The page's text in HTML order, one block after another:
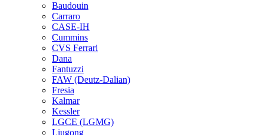
Baudouin
Carraro
CASE-IH
Cummins
CVS Ferrari
Dana
Fantuzzi
FAW (Deutz-Dalian)
Fresia
Kalmar
Kessler
LGCE (LGMG)
Liugong